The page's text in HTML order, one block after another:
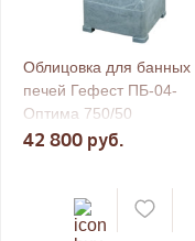
Облицовка для банных
печей Гефест ПБ-04-
Оптима 750/50
Талькохлорит
42 800 руб.